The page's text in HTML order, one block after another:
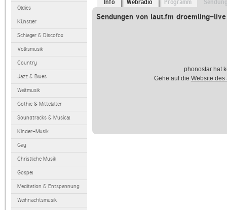
Oldies
Künstler
Schlager & Discofox
Volksmusik
Country
Jazz & Blues
Weltmusik
Gothic & Mittelalter
Soundtracks & Musical
Kinder-Musik
Gay
Christliche Musik
Gospel
Meditation & Entspannung
Weihnachtsmusik
Info Webradio Programm
Sendungen von laut.fm droemling-live
phonostar hat
Gehe auf die Website des